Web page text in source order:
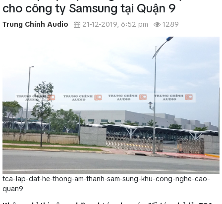
cho công ty Samsung tại Quận 9
Trung Chính Audio 21-12-2019, 6:52 pm 1289
tca-lap-dat-he-thong-am-thanh-sam-sung-khu-cong-nghe-cao-
quan9